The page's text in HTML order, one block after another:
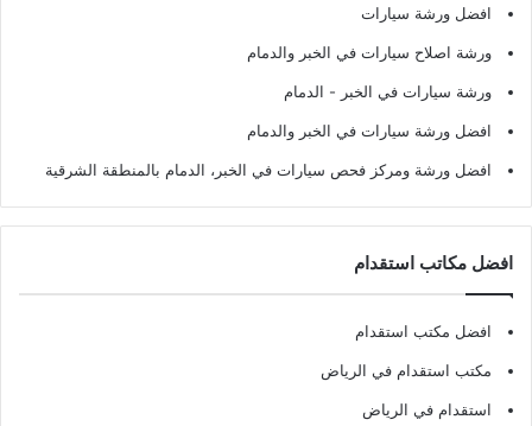
افضل ورشة سيارات
ورشة اصلاح سيارات في الخبر والدمام
ورشة سيارات في الخبر - الدمام
افضل ورشة سيارات في الخبر والدمام
افضل ورشة ومركز فحص سيارات في الخبر، الدمام بالمنطقة الشرقية
افضل مكاتب استقدام
افضل مكتب استقدام
مكتب استقدام في الرياض
استقدام في الرياض